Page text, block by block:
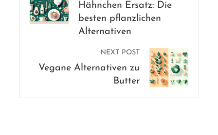
Hähnchen Ersatz: Die
besten pflanzlichen
Alternativen
NEXT POST
Vegane Alternativen zu
Butter